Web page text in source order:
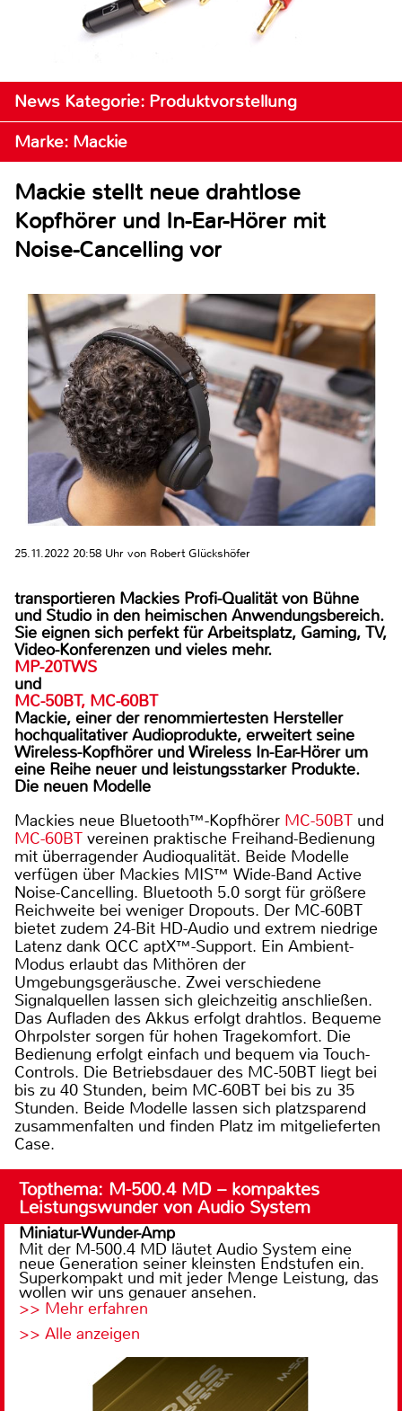
News Kategorie: Produktvorstellung
Marke: Mackie
Mackie stellt neue drahtlose
Kopfhörer und In-Ear-Hörer mit
Noise-Cancelling vor
25.11.2022 20:58 Uhr von Robert Glückshöfer
Mackie, einer der renommiertesten Hersteller
hochqualitativer Audioprodukte, erweitert seine
Wireless-Kopfhörer und Wireless In-Ear-Hörer um
eine Reihe neuer und leistungsstarker Produkte.
Die neuen Modelle
MC-50BT, MC-60BT
und
MP-20TWS
transportieren Mackies Profi-Qualität von Bühne
und Studio in den heimischen Anwendungsbereich.
Sie eignen sich perfekt für Arbeitsplatz, Gaming, TV,
Video-Konferenzen und vieles mehr.
Mackies neue Bluetooth™-Kopfhörer MC-50BT und
MC-60BT vereinen praktische Freihand-Bedienung
mit überragender Audioqualität. Beide Modelle
verfügen über Mackies MIS™ Wide-Band Active
Noise-Cancelling. Bluetooth 5.0 sorgt für größere
Reichweite bei weniger Dropouts. Der MC-60BT
bietet zudem 24-Bit HD-Audio und extrem niedrige
Latenz dank QCC aptX™-Support. Ein Ambient-
Modus erlaubt das Mithören der
Umgebungsgeräusche. Zwei verschiedene
Signalquellen lassen sich gleichzeitig anschließen.
Das Aufladen des Akkus erfolgt drahtlos. Bequeme
Ohrpolster sorgen für hohen Tragekomfort. Die
Bedienung erfolgt einfach und bequem via Touch-
Controls. Die Betriebsdauer des MC-50BT liegt bei
bis zu 40 Stunden, beim MC-60BT bei bis zu 35
Stunden. Beide Modelle lassen sich platzsparend
zusammenfalten und finden Platz im mitgelieferten
Case.
Topthema: M-500.4 MD – kompaktes
Leistungswunder von Audio System
Miniatur-Wunder-Amp
Mit der M-500.4 MD läutet Audio System eine
neue Generation seiner kleinsten Endstufen ein.
Superkompakt und mit jeder Menge Leistung, das
wollen wir uns genauer ansehen.
>> Mehr erfahren
>> Alle anzeigen